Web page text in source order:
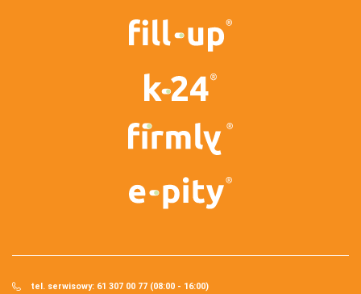
tel. serwisowy: 61 307 00 77 (08:00 - 16:00)